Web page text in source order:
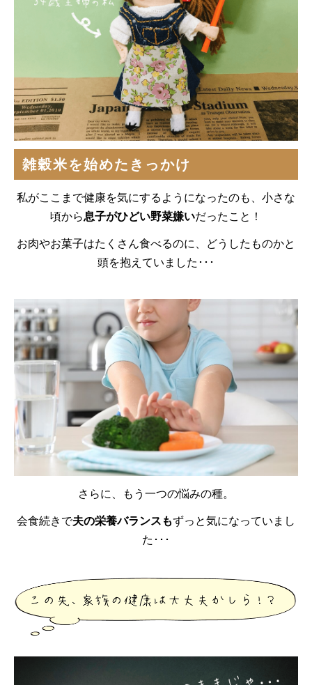
雑穀米を始めたきっかけ
私がここまで健康を気にするようになったのも、小さな
頃から息子がひどい野菜嫌いだったこと！
お肉やお菓子はたくさん食べるのに、どうしたものかと
頭を抱えていました･･･
さらに、もう一つの悩みの種。
会食続きで夫の栄養バランスもずっと気になっていまし
た･･･